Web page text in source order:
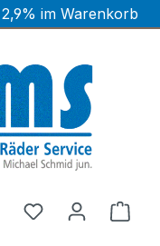
im Warenkorb